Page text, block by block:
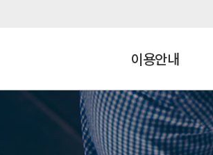
이용안내
관람안내
멀티홍보관
신발관뉴스
인사말 및 설립목적